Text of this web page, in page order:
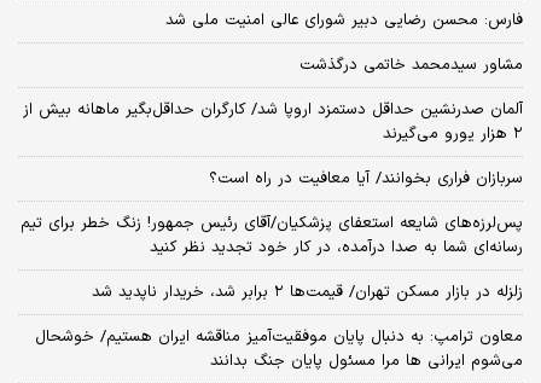
فارس: محسن رضایی دبیر شورای عالی امنیت ملی شد
مشاور سیدمحمد خاتمی درگذشت
آلمان صدرنشین حداقل دستمزد اروپا شد/ کارگران حداقل‌بگیر ماهانه بیش از
۲ هزار یورو می‌گیرند
سربازان فراری بخوانند/ آیا معافیت در راه است؟
پس‌لرزه‌های شایعه استعفای پزشکیان/آقای رئیس جمهور! زنگ خطر برای تیم
رسانه‌ای شما به صدا درآمده، در کار خود تجدید نظر کنید
زلزله در بازار مسکن تهران/ قیمت‌ها ۲ برابر شد، خریدار ناپدید شد
معاون ترامپ: به دنبال پایان موفقیت‌آمیز مناقشه ایران هستیم/ خوشحال
می‌شوم ایرانی ها مرا مسئول پایان جنگ بدانند